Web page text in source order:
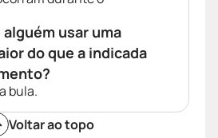
usar uma
do que a indicada
bula.
Voltar ao topo